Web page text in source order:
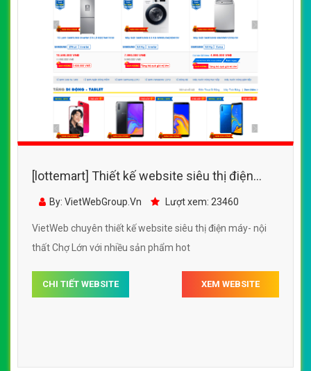
[lottemart] Thiết kế website siêu thị điện
máy- nội thất Chợ Lớn
By: VietWebGroup.Vn Lượt xem: 23460
VietWeb chuyên thiết kế website siêu thị điện máy- nội
thất Chợ Lớn với nhiều sản phẩm hot
CHI TIẾT WEBSITE XEM WEBSITE